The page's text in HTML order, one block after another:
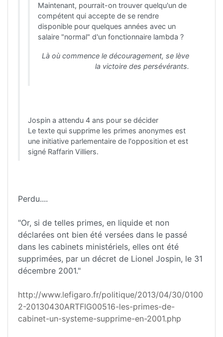
Maintenant, pourrait-on trouver quelqu'un de
compétent qui accepte de se rendre
disponible pour quelques années avec un
salaire "normal" d'un fonctionnaire lambda ?
Là où commence le découragement, se lève
la victoire des persévérants.
Jospin a attendu 4 ans pour se décider
Le texte qui supprime les primes anonymes est
une initiative parlementaire de l'opposition et est
signé Raffarin Villiers.
Perdu....
"Or, si de telles primes, en liquide et non
déclarées ont bien été versées dans le passé
dans les cabinets ministériels, elles ont été
supprimées, par un décret de Lionel Jospin, le 31
décembre 2001."
http://www.lefigaro.fr/politique/2013/04/30/0100
2-20130430ARTFIG00516-les-primes-de-
cabinet-un-systeme-supprime-en-2001.php